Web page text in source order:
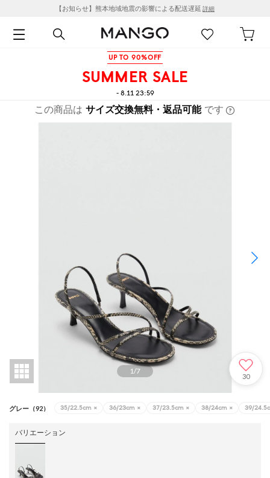
【お知らせ】熊本地域地震の影響による配送遅延 詳細
UP TO 90%OFF
SUMMER SALE
- 8.11 23:59
この商品は サイズ交換無料・返品可能 です
1/7
30
グレー（92） 35/22.5cm × 36/23cm × 37/23.5cm × 38/24cm × 39/
バリエーション